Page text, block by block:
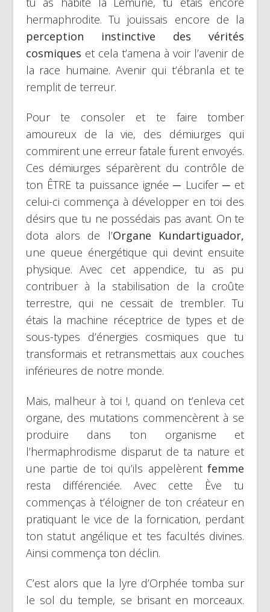
hermaphrodite. Tu jouissais encore de la
perception instinctive des vérités
cosmiques et cela t’amena à voir l’avenir de
la race humaine. Avenir qui t’ébranla et te
remplit de terreur.
Pour te consoler et te faire tomber
amoureux de la vie, des démiurges qui
commirent une erreur fatale furent envoyés.
Ces démiurges séparèrent du contrôle de
ton ÊTRE ta puissance ignée ─ Lucifer ─ et
celui-ci commença à développer en toi des
désirs que tu ne possédais pas avant. On te
dota alors de l’Organe Kundartiguador,
une queue énergétique qui devint ensuite
physique. Avec cet appendice, tu as pu
contribuer à la stabilisation de la croûte
terrestre, qui ne cessait de trembler. Tu
étais la machine réceptrice de types et de
sous-types d’énergies cosmiques que tu
transformais et retransmettais aux couches
inférieures de notre monde.
Mais, malheur à toi !, quand on t’enleva cet
organe, des mutations commencèrent à se
produire dans ton organisme et
l’hermaphrodisme disparut de ta nature et
une partie de toi qu’ils appelèrentfemme
resta différenciée. Avec cette Ève tu
commenças à t’éloigner de ton créateur en
pratiquant le vice de la fornication, perdant
ton statut angélique et tes facultés divines.
Ainsi commença ton déclin.
C’est alors que la lyre d’Orphée tomba sur
le sol du temple, se brisant en morceaux.